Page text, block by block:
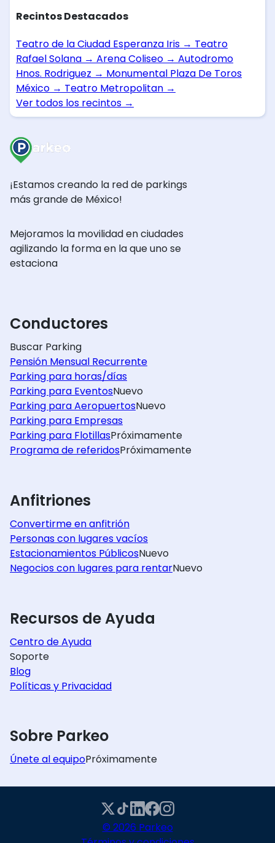
Recintos Destacados
Teatro de la Ciudad Esperanza Iris → Teatro
Rafael Solana → Arena Coliseo → Autodromo
Hnos. Rodriguez → Monumental Plaza De Toros
México → Teatro Metropolitan →
Ver todos los recintos →
¡Estamos creando la red de parkings
más grande de México!
Mejoramos la movilidad en ciudades
agilizando la forma en la que uno se
estaciona
Conductores
Buscar Parking
Pensión Mensual Recurrente
Parking para horas/días
Parking para EventosNuevo
Parking para AeropuertosNuevo
Parking para Empresas
Parking para FlotillasPróximamente
Programa de referidosPróximamente
Anfitriones
Convertirme en anfitrión
Personas con lugares vacíos
Estacionamientos PúblicosNuevo
Negocios con lugares para rentarNuevo
Recursos de Ayuda
Centro de Ayuda
Soporte
Blog
Políticas y Privacidad
Sobre Parkeo
Únete al equipoPróximamente
© 2026 Parkeo